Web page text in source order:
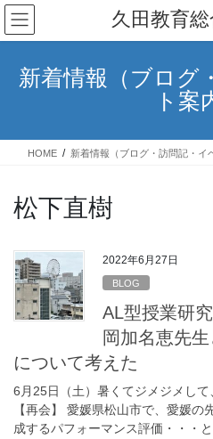
コ
ン
テ
キ
ナ
ビ
ゲ
に
久田教育
新着情報（ブログ
ト案
HOME 新着情報（ブログ・訪問記・イ
松下直樹
2022年6月27日
BLOG
AL型授業研
岡加名恵先生
について考えた
6月25日（土）暑くてジメジメし
【再会】 愛媛県松山市で、愛媛
成するパフォーマンス評価・・・